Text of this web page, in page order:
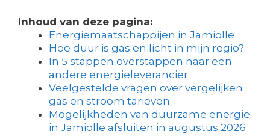
Inhoud van deze pagina:
Energiemaatschappijen in Jamiolle
Hoe duur is gas en licht in mijn regio?
In 5 stappen overstappen naar een
andere energieleverancier
Veelgestelde vragen over vergelijken
gas en stroom tarieven
Mogelijkheden van duurzame energie
in Jamiolle afsluiten in augustus 2026